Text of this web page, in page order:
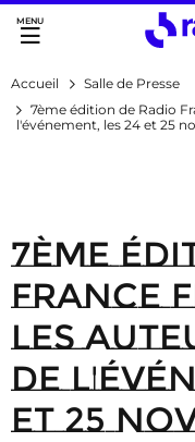
Accès direct :
Menu principal
Accueil
Salle de Presse
7ème édition de Radio
l'événement, les 24 et 25
7ème
France
les
de
et 25